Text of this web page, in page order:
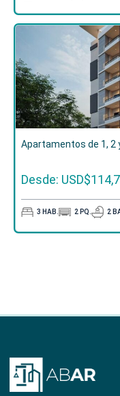
Apartamentos de 1, 2
Desde:
3 HAB. 2 PQ. 2